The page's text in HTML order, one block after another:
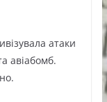
атаки
авіабомб.